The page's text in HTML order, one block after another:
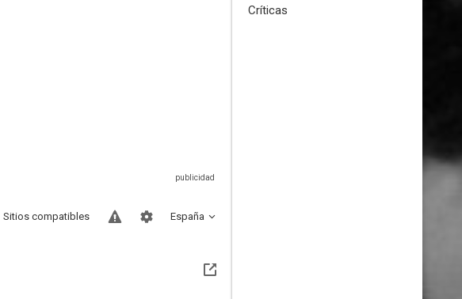
España
Sitios compatibles
Críticas